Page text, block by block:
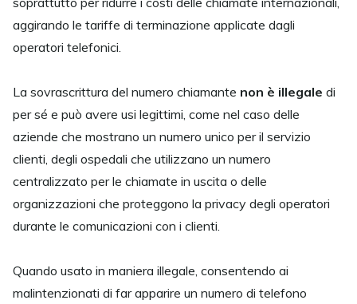
aggirando le tariffe di terminazione applicate dagli
operatori telefonici.
La sovrascrittura del numero chiamante non è illegale di
per sé e può avere usi legittimi, come nel caso delle
aziende che mostrano un numero unico per il servizio
clienti, degli ospedali che utilizzano un numero
centralizzato per le chiamate in uscita o delle
organizzazioni che proteggono la privacy degli operatori
durante le comunicazioni con i clienti.
Quando usato in maniera illegale, consentendo ai
malintenzionati di far apparire un numero di telefono